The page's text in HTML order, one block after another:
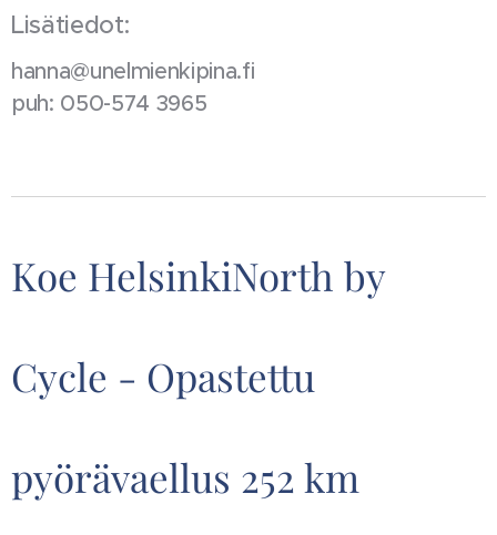
Lisätiedot:
hanna@unelmienkipina.fi
puh: 050-574 3965
Koe HelsinkiNorth by
Cycle - Opastettu
pyörävaellus 252 km